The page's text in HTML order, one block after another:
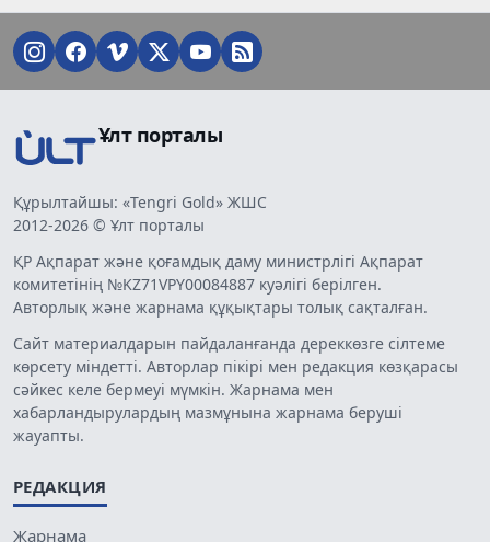
Ұлт порталы
Құрылтайшы: «Tengri Gold» ЖШС
2012-2026 © Ұлт порталы
ҚР Ақпарат және қоғамдық даму министрлігі Ақпарат
комитетінің №KZ71VPY00084887 куәлігі берілген.
Авторлық және жарнама құқықтары толық сақталған.
Сайт материалдарын пайдаланғанда дереккөзге сілтеме
көрсету міндетті. Авторлар пікірі мен редакция көзқарасы
сәйкес келе бермеуі мүмкін. Жарнама мен
хабарландырулардың мазмұнына жарнама беруші
жауапты.
РЕДАКЦИЯ
Жарнама